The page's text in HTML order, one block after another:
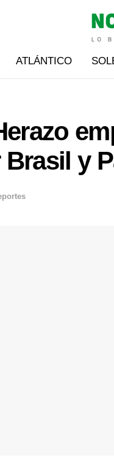
ATLÁNTICO
y